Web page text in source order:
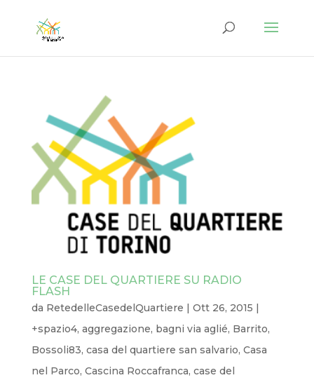
LE CASE DEL QUARTIERE SU RADIO
FLASH
da RetedelleCasedelQuartiere | Ott 26, 2015 |
+spazio4, aggregazione, bagni via aglié, Barrito,
Bossoli83, casa del quartiere san salvario, Casa
nel Parco, Cascina Roccafranca, case del